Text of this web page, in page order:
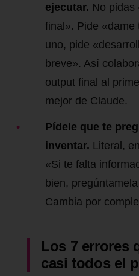
ejecutar. No pidas
final». Pide «dame
uno, pide
breve». Así
output final al
mejor de Claude.
Pídele que te
inventar. Literal,
«Si te falta
bien,
Cambia por
Los 7 errores
casi todos el